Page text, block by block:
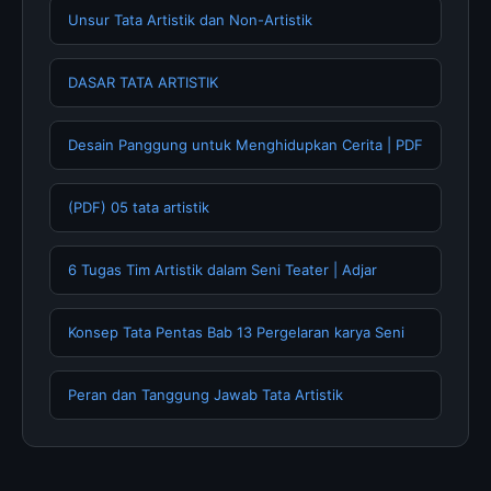
Unsur Tata Artistik dan Non-Artistik
DASAR TATA ARTISTIK
Desain Panggung untuk Menghidupkan Cerita | PDF
(PDF) 05 tata artistik
6 Tugas Tim Artistik dalam Seni Teater | Adjar
Konsep Tata Pentas Bab 13 Pergelaran karya Seni
Peran dan Tanggung Jawab Tata Artistik